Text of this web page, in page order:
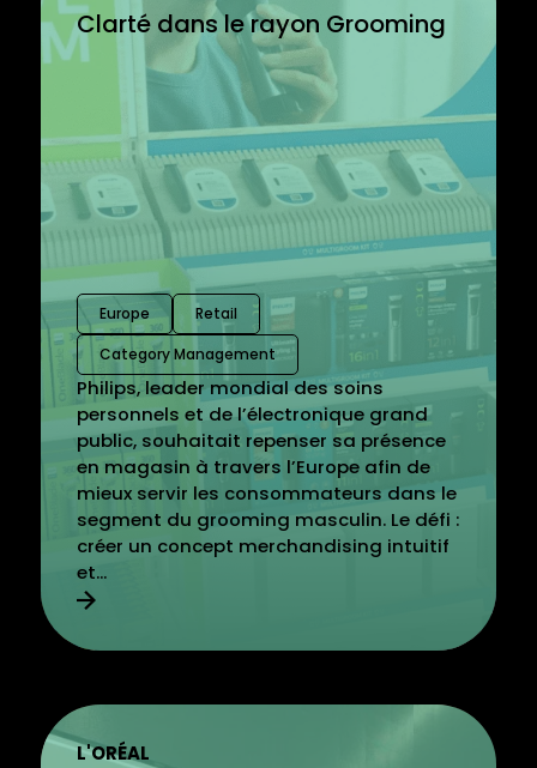
Clarté dans le rayon Grooming
Europe
Retail
Category Management
Philips, leader mondial des soins
personnels et de l’électronique grand
public, souhaitait repenser sa présence
en magasin à travers l’Europe afin de
mieux servir les consommateurs dans le
segment du grooming masculin. Le défi :
créer un concept merchandising intuitif
et...
L'ORÉAL